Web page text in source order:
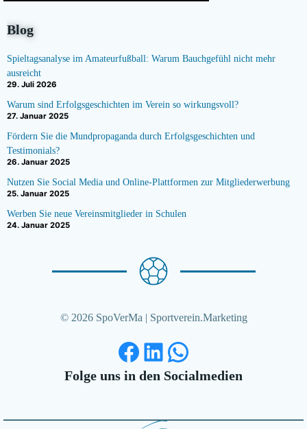
Blog
Spieltagsanalyse im Amateurfußball: Warum Bauchgefühl nicht mehr
ausreicht
29. Juli 2026
Warum sind Erfolgsgeschichten im Verein so wirkungsvoll?
27. Januar 2025
Fördern Sie die Mundpropaganda durch Erfolgsgeschichten und
Testimonials?
26. Januar 2025
Nutzen Sie Social Media und Online-Plattformen zur Mitgliederwerbung
25. Januar 2025
Werben Sie neue Vereinsmitglieder in Schulen
24. Januar 2025
© 2026 SpoVerMa | Sportverein.Marketing
Facebook
LinkedIn
WhatsApp
Folge uns in den Socialmedien